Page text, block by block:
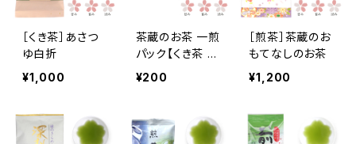
［くき茶］あさつ
ゆ白折
¥1,000
茶蔵のお茶 一煎
パック【くき茶 あ
さつゆ白折 (しら
¥200
［煎茶］茶蔵のお
もてなしのお茶
¥1,200